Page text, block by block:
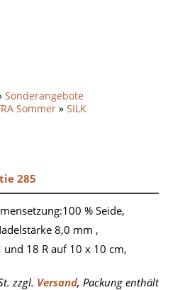
Sonderangebote
Sommer » SILK
285
% Seide,
8,0 mm ,
18 R auf 10 x 10 cm,
zzgl. Versand, Packung enthält